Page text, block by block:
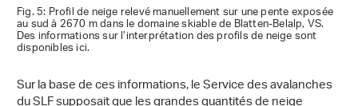
Fig. 5: Profil de neige relevé manuellement sur une pente exposée
au sud à 2670 m dans le domaine skiable de Blatten-Belalp, VS.
Des informations sur l’interprétation des profils de neige sont
disponibles ici.
Sur la base de ces informations, le Service des avalanches